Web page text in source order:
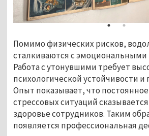
Помимо физических рисков,
сталкиваются с эмоциональными
Работа с утонувшими требует
психологической устойчивости и
Опыт показывает, что
стрессовых ситуаций
здоровье сотрудников. Таким
появляется профессиональная